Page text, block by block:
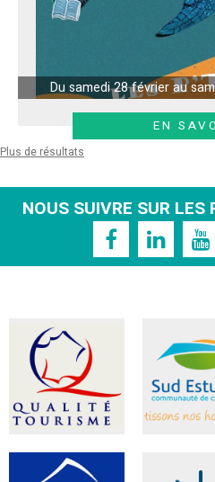
Du samedi 28 février au
EN
Plus de résultats
NOUS SUIVRE SUR LES